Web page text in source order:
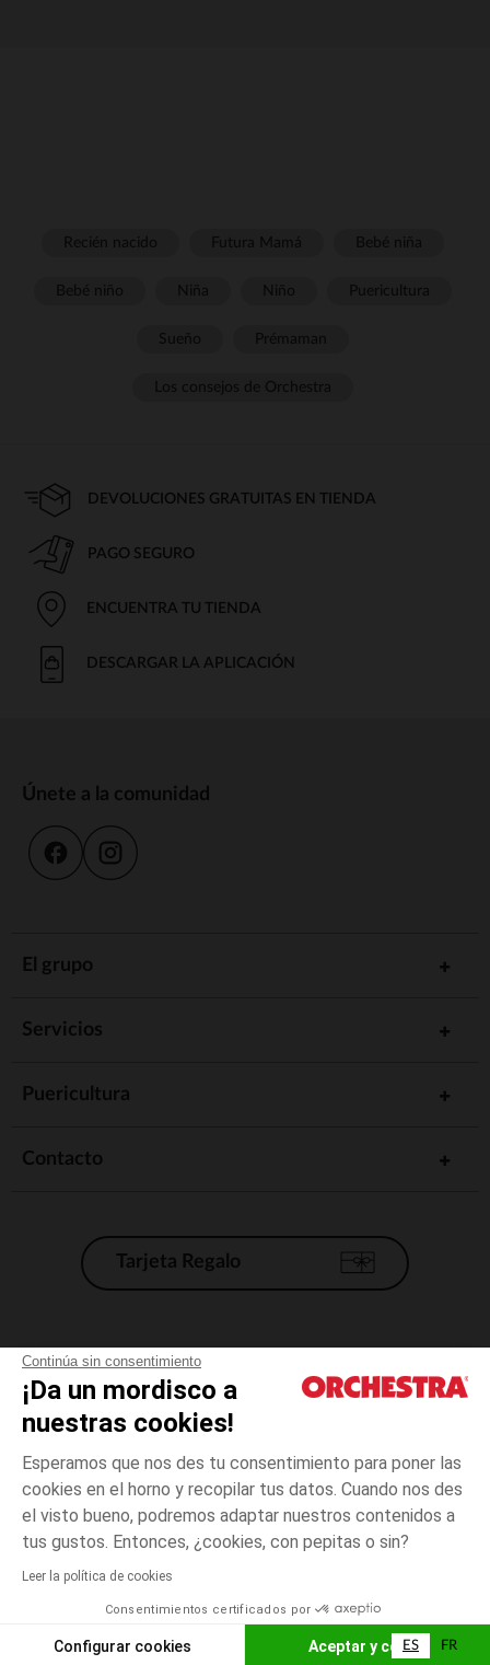
Continúa sin consentimiento
¡Da un mordisco a
nuestras cookies!
Esperamos que nos des tu consentimiento para poner las
cookies en el horno y recopilar tus datos. Cuando nos des
el visto bueno, podremos adaptar nuestros contenidos a
tus gustos. Entonces, ¿cookies, con pepitas o sin?
Leer la política de cookies
Consentimientos certificados por
Configurar cookies Aceptar y cerrar
Beige
3
meses
El pago medidante
AÑADIR A LA CESTA
DEVOLUCIONES GRATUITAS EN TIENDA
PAGO SEGURO
ENCUENTRA TU TIENDA
DESCARGAR LA APLICACIÓN
Únete a la comunidad
El grupo
Servicios
Puericultura
Contacto
Tarjeta Regalo
Condiciones generales de venta
Aviso Legal
*Condiciones de las ofertas actuales
Gestión de las cookies
Accesibilidad: no conforme
Orchestra adhiere al código de ética de la Federación Francesa de comercio
electrónico y venta a distancia (FEVAD) y al sistema de mediación de
ES FR